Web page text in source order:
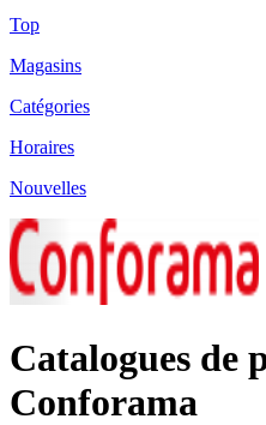
Top
Magasins
Catégories
Horaires
Nouvelles
Catalogues de
Conforama